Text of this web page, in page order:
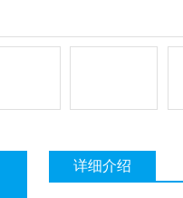
详细介绍